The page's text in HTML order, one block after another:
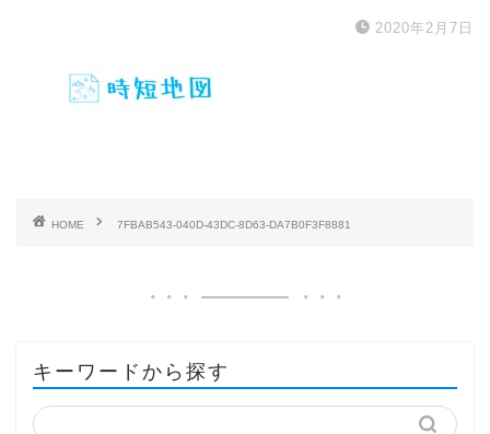
2020年2月7日
HOME 7FBAB543-040D-43DC-8D63-DA7B0F3F8881
キーワードから探す